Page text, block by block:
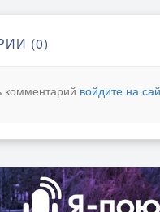
мне жить?
фея, красивая…
проливные дожди.
тоскует бессильная.
опять по пути…
(0)
комментарий войдите на